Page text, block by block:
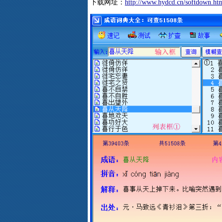
下载网址： http://www.hydcd.cn/